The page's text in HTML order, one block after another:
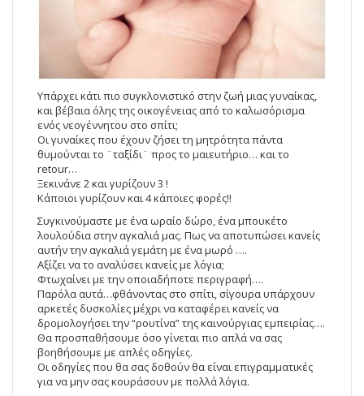
Υπάρχει κάτι πιο συγκλονιστικό στην ζωή μιας γυναίκας,
και βέβαια όλης της οικογένειας από το καλωσόρισμα
ενός νεογέννητου στο σπίτι;
Οι γυναίκες που έχουν ζήσει τη μητρότητα πάντα
θυμούνται το ¨ταξίδι¨ προς το μαιευτήριο… και το
retour…
Ξεκινάνε 2 και γυρίζουν 3 !
Κάποιοι γυρίζουν και 4 κάποιες φορές!!
Συγκινούμαστε με ένα ωραίο δώρο, ένα μπουκέτο
λουλούδια στην αγκαλιά μας. Πως να αποτυπώσει κανείς
αυτήν την αγκαλιά γεμάτη με ένα μωρό ….
Αξίζει να το αναλύσει κανείς με λόγια;
Φτωχαίνει με την οποιαδήποτε περιγραφή….
Παρόλα αυτά…φθάνοντας στο σπίτι, σίγουρα υπάρχουν
αρκετές δυσκολίες μέχρι να καταφέρει κανείς να
δρομολογήσει την “ρουτίνα” της καινούργιας εμπειρίας….
Θα προσπαθήσουμε όσο γίνεται πιο απλά να σας
βοηθήσουμε με απλές οδηγίες.
Οι οδηγίες που θα σας δοθούν θα είναι επιγραμματικές
για να μην σας κουράσουν με πολλά λόγια.